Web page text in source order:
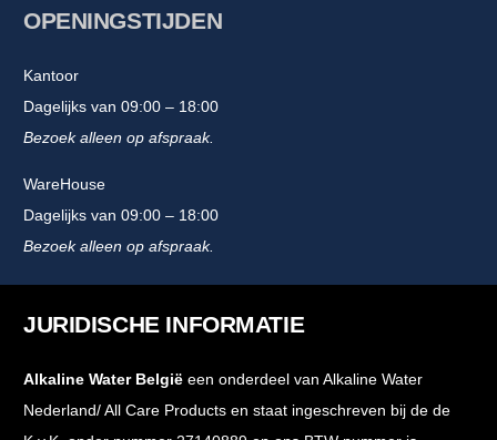
OPENINGSTIJDEN
Kantoor
Dagelijks van 09:00 – 18:00
Bezoek alleen op afspraak.
WareHouse
Dagelijks van 09:00 – 18:00
Bezoek alleen op afspraak.
JURIDISCHE INFORMATIE
Alkaline Water België een onderdeel van Alkaline Water
Nederland/ All Care Products en staat ingeschreven bij de de